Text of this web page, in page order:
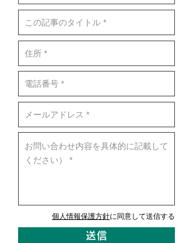
個人情報保護方針に同意して送信する
送信